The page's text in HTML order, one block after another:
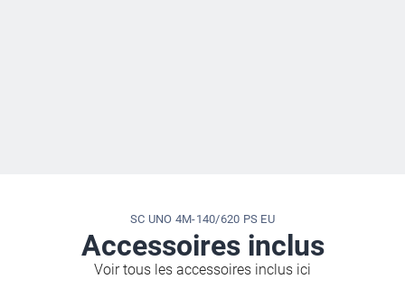
SC UNO 4M-140/620 PS EU
Accessoires inclus
Voir tous les accessoires inclus ici